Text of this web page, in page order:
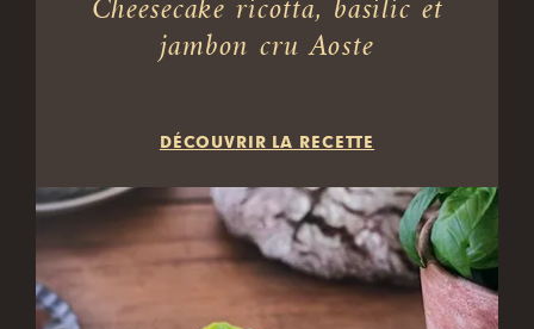
Cheesecake ricotta, basilic et
jambon cru Aoste
DÉCOUVRIR LA RECETTE